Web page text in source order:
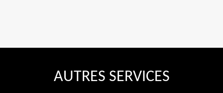
AUTRES SERVICES